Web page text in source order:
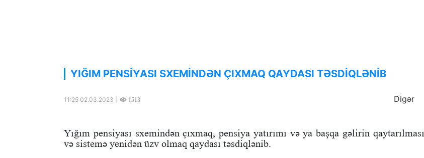
YIĞIM PENSİYASI SXEMİNDƏN ÇIXMAQ QAYDASI TƏSDİQLƏNİB
11:25 02.03.2023 | 1513 Digər
Yığım pensiyası sxemindən çıxmaq, pensiya yatırımı və ya başqa gəlirin qaytarılması
və sistemə yenidən üzv olmaq qaydası təsdiqlənib.